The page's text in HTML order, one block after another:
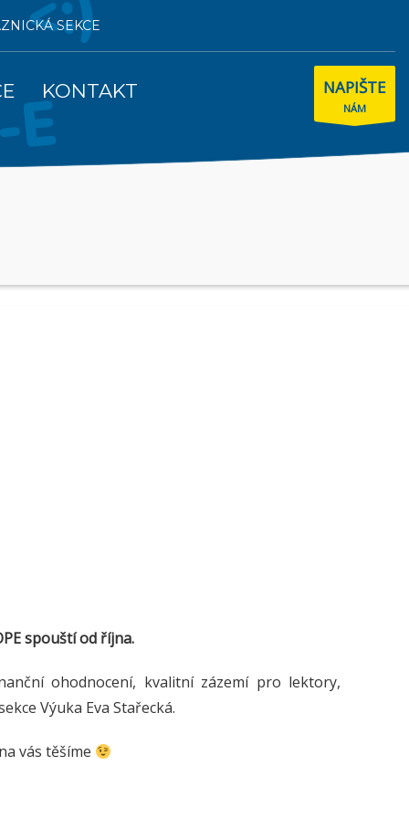
SEKCE
KONTAKT NAPIŠTE
NÁM
spouští od října.
ohodnocení, kvalitní zázemí pro lektory,
Výuka Eva Stařecká.
vás těšíme